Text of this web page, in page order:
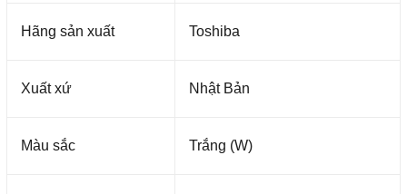
Hãng sản xuất Toshiba
Xuất xứ Nhật Bản
Màu sắc Trắng (W)